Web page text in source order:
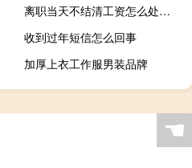
离职当天不结清工资怎么处理呢
收到过年短信怎么回事
加厚上衣工作服男装品牌
☚